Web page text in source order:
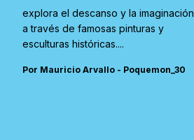
explora el descanso y la imaginación
a través de famosas pinturas y
esculturas históricas....
Por Mauricio Arvallo - Poquemon_30